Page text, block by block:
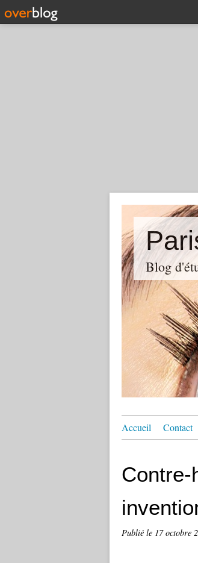
Blog
Accueil Contact
Contre-
Publié le 17 octobre